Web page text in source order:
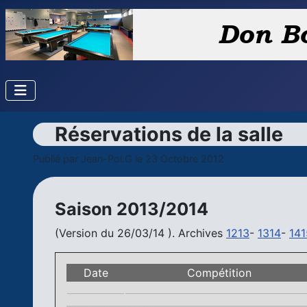
Réservations de la salle
Publié par Jean-Pol.G le 23 Octobre 2012
Saison 2013/2014
(Version du 26/03/14 ). Archives 1213- 1314-
Date Compétition